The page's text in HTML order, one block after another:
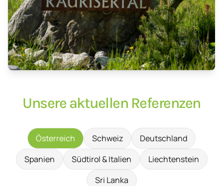
Unsere aktuellen Referenzen
Österreich Schweiz
Deutschland
Spanien
Südtirol & Italien
Liechtenstein
Sri Lanka